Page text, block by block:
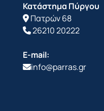
Κατάστημα Πύργου
Πατρών 68
26210 20222
E-mail:
info@parras.gr